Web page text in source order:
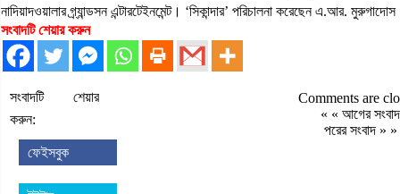
নাদিয়াদওয়ালার গ্র্যান্ডসন এন্টারটেইনমেন্ট। ‘সিকান্দার’ পরিচালনা করেছেন এ.আর.
সংবাদটি শেয়ার করুন
সংবাদটি শেয়ার
করুন:
ফেইসবুক
Comments are
« « আগের সংবাদ
পরের সংবাদ » »